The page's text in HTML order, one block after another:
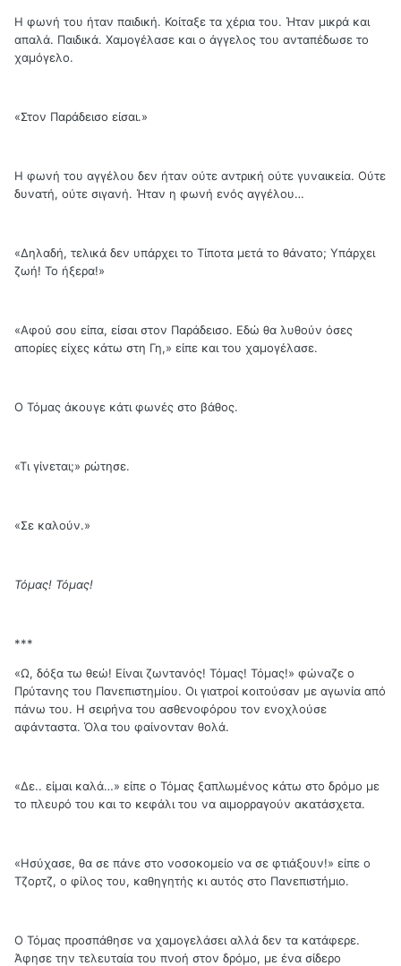
Η φωνή του ήταν παιδική. Κοίταξε τα χέρια του. Ήταν μικρά και
απαλά. Παιδικά. Χαμογέλασε και ο άγγελος του ανταπέδωσε το
χαμόγελο.
«Στον Παράδεισο είσαι.»
Η φωνή του αγγέλου δεν ήταν ούτε αντρική ούτε γυναικεία. Ούτε
δυνατή, ούτε σιγανή. Ήταν η φωνή ενός αγγέλου…
«Δηλαδή, τελικά δεν υπάρχει το Τίποτα μετά το θάνατο; Υπάρχει
ζωή! Το ήξερα!»
«Αφού σου είπα, είσαι στον Παράδεισο. Εδώ θα λυθούν όσες
απορίες είχες κάτω στη Γη,» είπε και του χαμογέλασε.
Ο Τόμας άκουγε κάτι φωνές στο βάθος.
«Τι γίνεται;» ρώτησε.
«Σε καλούν.»
Τόμας! Τόμας!
***
«Ω, δόξα τω θεώ! Είναι ζωντανός! Τόμας! Τόμας!» φώναζε ο
Πρύτανης του Πανεπιστημίου. Οι γιατροί κοιτούσαν με αγωνία από
πάνω του. Η σειρήνα του ασθενοφόρου τον ενοχλούσε
αφάνταστα. Όλα του φαίνονταν θολά.
«Δε.. είμαι καλά…» είπε ο Τόμας ξαπλωμένος κάτω στο δρόμο με
το πλευρό του και το κεφάλι του να αιμορραγούν ακατάσχετα.
«Ησύχασε, θα σε πάνε στο νοσοκομείο να σε φτιάξουν!» είπε ο
Τζορτζ, ο φίλος του, καθηγητής κι αυτός στο Πανεπιστήμιο.
Ο Τόμας προσπάθησε να χαμογελάσει αλλά δεν τα κατάφερε.
Άφησε την τελευταία του πνοή στον δρόμο, με ένα σίδερο